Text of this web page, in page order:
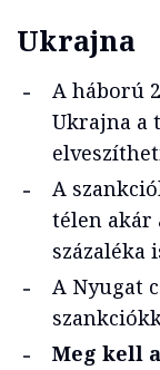
Ukrajna
A háború
Ukrajna a
A
télen akár
százaléka
A Nyugat
Meg kell